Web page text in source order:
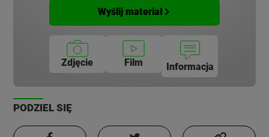
Wyślij materiał
Zdjęcie Film Informacja
PODZIEL SIĘ